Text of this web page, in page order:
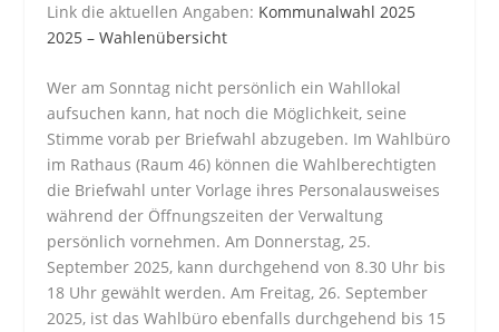
Link die aktuellen Angaben: Kommunalwahl 2025
2025 – Wahlenübersicht
Wer am Sonntag nicht persönlich ein Wahllokal
aufsuchen kann, hat noch die Möglichkeit, seine
Stimme vorab per Briefwahl abzugeben. Im Wahlbüro
im Rathaus (Raum 46) können die Wahlberechtigten
die Briefwahl unter Vorlage ihres Personalausweises
während der Öffnungszeiten der Verwaltung
persönlich vornehmen. Am Donnerstag, 25.
September 2025, kann durchgehend von 8.30 Uhr bis
18 Uhr gewählt werden. Am Freitag, 26. September
2025, ist das Wahlbüro ebenfalls durchgehend bis 15